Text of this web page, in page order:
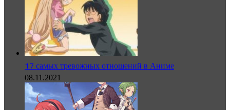
17 самых тревожных отношений в Аниме
08.11.2021